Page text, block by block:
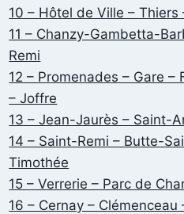
10 – Hôtel de Ville – Thiers
11 – Chanzy-Gambetta-
Remi
12 – Promenades – Gare –
– Joffre
13 – Jean-Jaurès – Saint-
14 – Saint-Remi – Butte-
Timothée
15 – Verrerie – Parc de
16 – Cernay –